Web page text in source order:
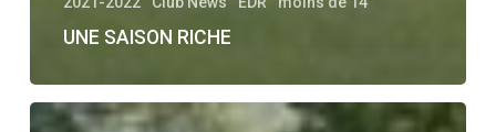
UNE SAISON RICHE